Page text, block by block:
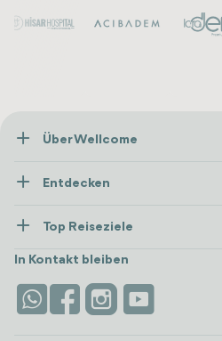
Über Wellcome
Presse
Vertrauen & Sicherheit
Kontaktieren Sie uns
Entdecken
Wellness
Unterkünfte
Attraktionen
Bewertungen
Top Reiseziele
Alle anzeigen
Istanbul
In Kontakt bleiben